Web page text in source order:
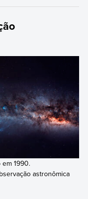
1990.
astronômica